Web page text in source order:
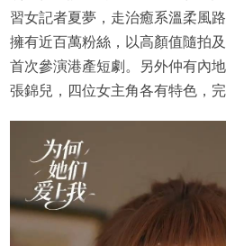
習女記者夏夢，走治癒系溫柔風
擁有近百萬粉絲，以高顏值隨拍
首次參演港產短劇。另外仲有內
張錦兒，四位女主角各有特色，完